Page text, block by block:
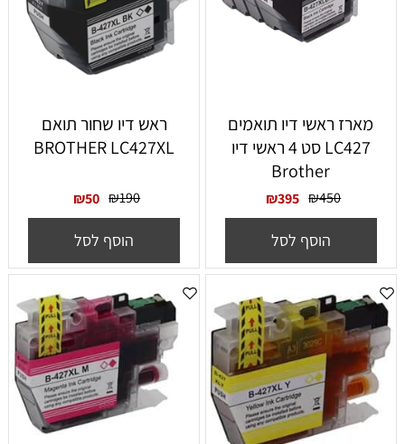
‏מארז ראשי דיו תואמים
LC427 סט 4 ראשי דיו
Brother
₪450
₪395
הוסף לסל
ראש דיו שחור תואם
BROTHER LC427XL
₪190
₪50
הוסף לסל